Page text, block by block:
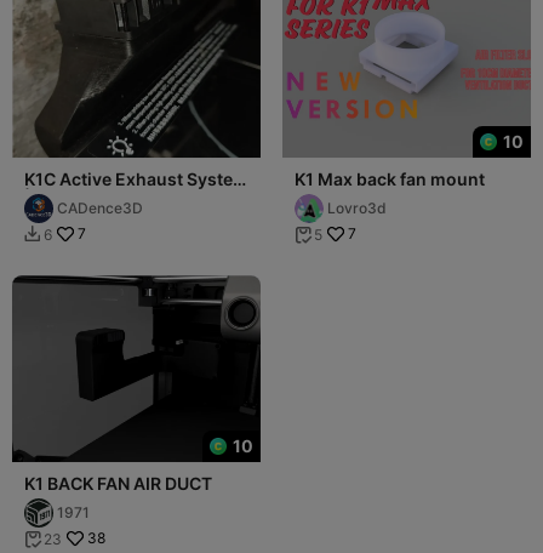
K1C Active Exhaust System
| Dual-Fan & Low Profile
(27mm)CADence3D
 6 7
10
K1 Max back fan mount
Lovro3d
 5 7
10
K1 BACK FAN AIR DUCT
1971
 23 38